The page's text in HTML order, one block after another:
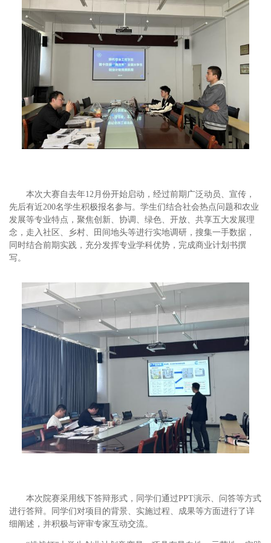
本次大赛自去年12月份开始启动，经过前期广泛动员、宣传，
先后有近200名学生积极报名参与。学生们结合社会热点问题和农业
发展等专业特点，聚焦创新、协调、绿色、开放、共享五大发展理
念，走入社区、乡村、田间地头等进行实地调研，搜集一手数据，
同时结合前期实践，充分发挥专业学科优势，完成商业计划书撰
写。
本次院赛采用线下答辩形式，同学们通过PPT演示、问答等方式
进行答辩。同学们对项目的背景、实施过程、成果等方面进行了详
细阐述，并积极与评审专家互动交流。